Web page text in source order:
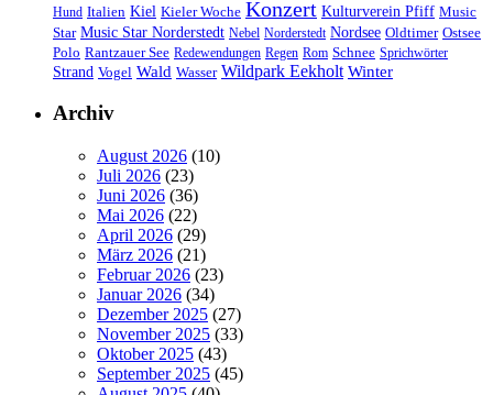
Hund Italien Kiel Kieler Woche Konzert Kulturverein Pfiff Music
Star Music Star Norderstedt Nebel Norderstedt Nordsee Oldtimer Ostsee
Polo Rantzauer See Redewendungen Regen Rom Schnee Sprichwörter
Strand Vogel Wald Wasser Wildpark Eekholt Winter
Archiv
August 2026 (10)
Juli 2026 (23)
Juni 2026 (36)
Mai 2026 (22)
April 2026 (29)
März 2026 (21)
Februar 2026 (23)
Januar 2026 (34)
Dezember 2025 (27)
November 2025 (33)
Oktober 2025 (43)
September 2025 (45)